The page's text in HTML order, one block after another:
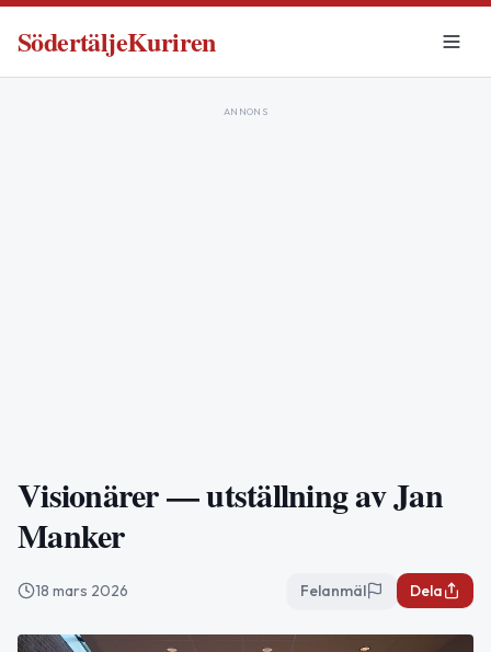
SödertäljeKuriren
ANNONS
Visionärer — utställning av Jan
Manker
18 mars 2026 Felanmäl Dela